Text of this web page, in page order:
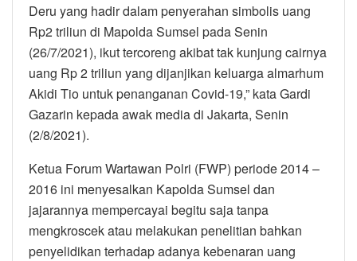
Deru yang hadir dalam penyerahan simbolis uang
Rp2 triliun di Mapolda Sumsel pada Senin
(26/7/2021), ikut tercoreng akibat tak kunjung cairnya
uang Rp 2 triliun yang dijanjikan keluarga almarhum
Akidi Tio untuk penanganan Covid-19,” kata Gardi
Gazarin kepada awak media di Jakarta, Senin
(2/8/2021).
Ketua Forum Wartawan Polri (FWP) periode 2014 –
2016 ini menyesalkan Kapolda Sumsel dan
jajarannya mempercayai begitu saja tanpa
mengkroscek atau melakukan penelitian bahkan
penyelidikan terhadap adanya kebenaran uang